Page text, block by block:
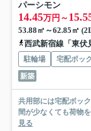
パーシモン
14.45万円～
53.88㎡～62.85㎡
西武新宿線「東伏
駐輪場 宅配ボッ
新築
共用部には宅配ボッ
間が少なくても荷物
見る